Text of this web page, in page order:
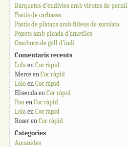
Barquetes d’endívies amb virutes de pernil
Pastís de carbassa
Pastís de plàtans amb fideus de xocolata
Popets amb picada d’ametlles
Ossobuco de gall d’indi
Comentaris recents
Lola en Coc ràpid
Merce en Coc ràpid
Lola en Coc ràpid
Elisenda en Coc ràpid
Pau en Coc ràpid
Lola en Coc ràpid
Roser en Coc ràpid
Categories
Amanides